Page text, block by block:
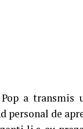
a
personal de